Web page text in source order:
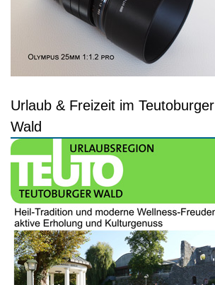
Urlaub & Freizeit im Teutoburger
Wald